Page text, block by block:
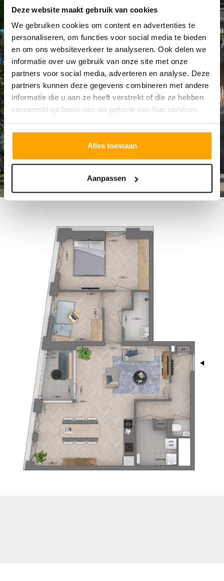
Deze website maakt gebruik van cookies
We gebruiken cookies om content en advertenties te
personaliseren, om functies voor social media te bieden
en om ons websiteverkeer te analyseren. Ook delen we
informatie over uw gebruik van onze site met onze
partners voor social media, adverteren en analyse. Deze
partners kunnen deze gegevens combineren met andere
informatie die u aan ze heeft verstrekt of die ze hebben
verzameld op basis van uw gebruik van hun services.
Alles toestaan
Aanpassen